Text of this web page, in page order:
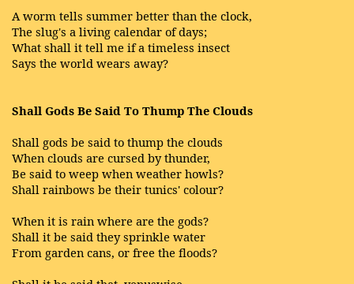
A worm tells summer better than the clock,
The slug's a living calendar of days;
What shall it tell me if a timeless insect
Says the world wears away?
Shall Gods Be Said To Thump The Clouds
Shall gods be said to thump the clouds
When clouds are cursed by thunder,
Be said to weep when weather howls?
Shall rainbows be their tunics' colour?
When it is rain where are the gods?
Shall it be said they sprinkle water
From garden cans, or free the floods?